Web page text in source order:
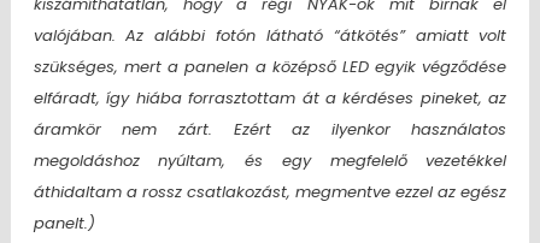
valójában. Az alábbi fotón látható “átkötés” amiatt volt
szükséges, mert a panelen a középső LED egyik végződése
elfáradt, így hiába forrasztottam át a kérdéses pineket, az
áramkör nem zárt. Ezért az ilyenkor használatos
megoldáshoz nyúltam, és egy megfelelő vezetékkel
áthidaltam a rossz csatlakozást, megmentve ezzel az egész
panelt.)